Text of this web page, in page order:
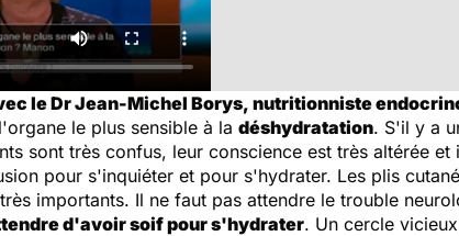
le Dr Jean-Michel Borys, nutritionniste
le plus sensible à la déshydratation. S'il y a
sont très confus, leur conscience est très altérée
pour s'inquiéter et pour s'hydrater. Les plis
importants. Il ne faut pas attendre le trouble
d'avoir soif pour s'hydrater. Un cercle